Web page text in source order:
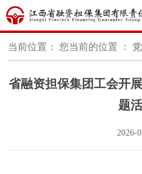
当前位置： 您当前的位置 ：
省融资担保集团工会开
题
2026-